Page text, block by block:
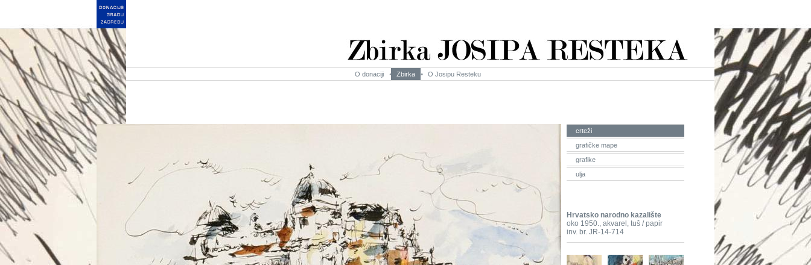
O donaciji Zbirka O Josipu Resteku
crteži
grafičke mape
grafike
ulja
Hrvatsko narodno kazalište
oko 1950., akvarel, tuš / papir
inv. br. JR-14-714